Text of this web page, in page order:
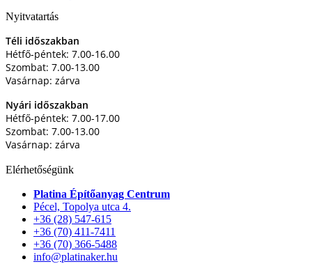
Nyitvatartás
Téli időszakban
Hétfő-péntek: 7.00-16.00
Szombat: 7.00-13.00
Vasárnap: zárva
Nyári időszakban
Hétfő-péntek: 7.00-17.00
Szombat: 7.00-13.00
Vasárnap: zárva
Elérhetőségünk
Platina Építőanyag Centrum
Pécel, Topolya utca 4.
+36 (28) 547-615
+36 (70) 411-7411
+36 (70) 366-5488
info@platinaker.hu